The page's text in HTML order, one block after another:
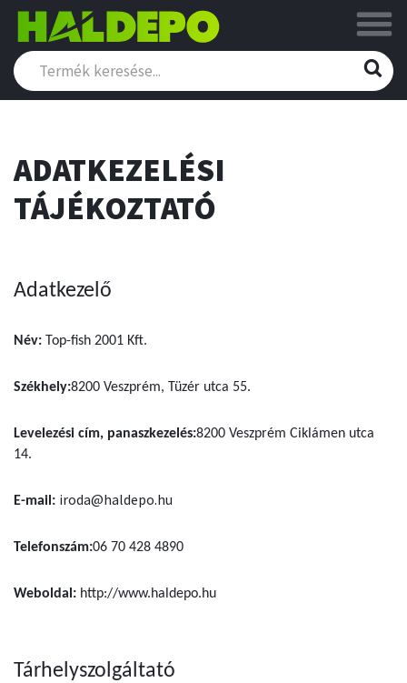
ADATKEZELÉSI
TÁJÉKOZTATÓ
Adatkezelő
Név: Top-fish 2001 Kft.
Székhely:8200 Veszprém, Tüzér utca 55.
Levelezési cím, panaszkezelés:8200 Veszprém Ciklámen utca
14.
E-mail: iroda@haldepo.hu
Telefonszám:06 70 428 4890
Weboldal: http://www.haldepo.hu
Tárhelyszolgáltató